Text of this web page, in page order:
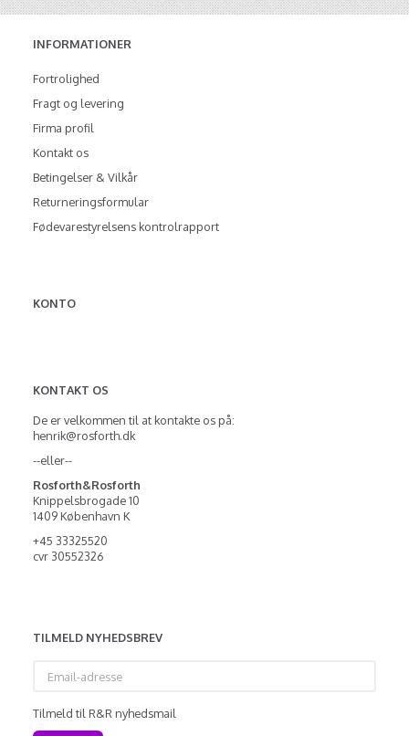
INFORMATIONER
Fortrolighed
Fragt og levering
Firma profil
Kontakt os
Betingelser & Vilkår
Returneringsformular
Fødevarestyrelsens kontrolrapport
KONTO
KONTAKT OS
De er velkommen til at kontakte os på:
henrik@rosforth.dk
--eller--
Rosforth&Rosforth
Knippelsbrogade 10
1409 København K
+45 33325520
cvr 30552326
TILMELD NYHEDSBREV
adresse
Tilmeld til R&R nyhedsmail